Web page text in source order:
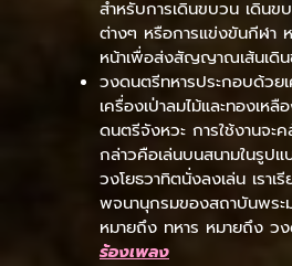
สำหรับการเดินขบวน เดินข
ต่างๆ หรือการแข่งขันกีฬา
หน้าเพื่อส่งสัญญาณเส้นเดิ
วงดนตรีทหารประกอบด้วย
เครื่องเป่าลมไม้และทองเห
ดนตรีจังหวะ การใช้งานจะ
กล่าวคือเล่นบนสนามในรูป
วงโยธวาทิตนั่งลงเล่น เราเ
พจนานุกรมของสถาบันพร
หมายถึง ทหาร หมายถึง ว
ร้องเพลง